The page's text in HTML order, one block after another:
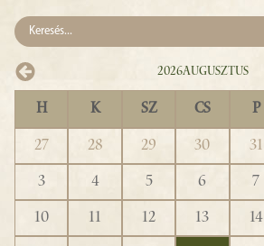
2026Augusztus
H K SZ CS P
27 28 29 30 31
3
4 5 6 7
10
11 12 13 14